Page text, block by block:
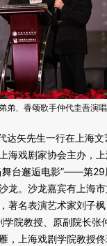
弟、香颂歌手仲代圭吾演唱
矢先生一行在上海文
海戏剧家协会主办，
舞台邂逅电影”——第29
龙。沙龙嘉宾有上海
著名表演艺术家刘子
学院教授、原副院长张
，上海戏剧学院教授